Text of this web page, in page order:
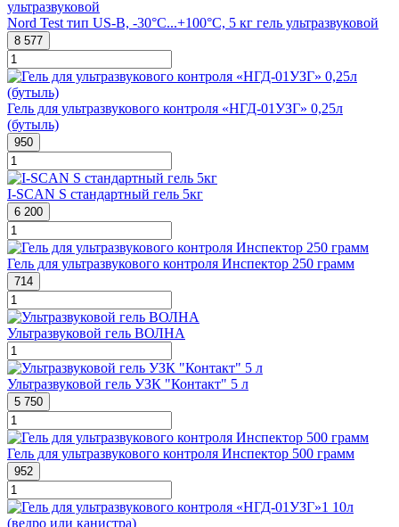
Nord Test тип US-B, -30°C...+100°C, 5 кг гель ультразвуковой
8 577
Гель для ультразвукового контроля «НГД-01УЗГ» 0,25л
(бутыль)
950
I-SCAN S стандартный гель 5кг
6 200
Гель для ультразвукового контроля Инспектор 250 грамм
714
Ультразвуковой гель ВОЛНА
Ультразвуковой гель УЗК "Контакт" 5 л
5 750
Гель для ультразвукового контроля Инспектор 500 грамм
952